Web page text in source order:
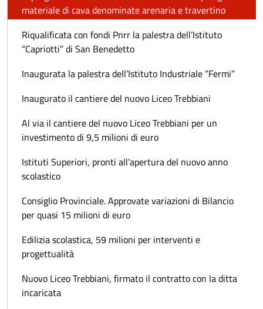
materiale di cava denominate arenaria e travertino
Riqualificata con fondi Pnrr la palestra dell’Istituto
“Capriotti” di San Benedetto
Inaugurata la palestra dell’Istituto Industriale “Fermi”
Inaugurato il cantiere del nuovo Liceo Trebbiani
Al via il cantiere del nuovo Liceo Trebbiani per un
investimento di 9,5 milioni di euro
Istituti Superiori, pronti all’apertura del nuovo anno
scolastico
Consiglio Provinciale. Approvate variazioni di Bilancio
per quasi 15 milioni di euro
Edilizia scolastica, 59 milioni per interventi e
progettualità
Nuovo Liceo Trebbiani, firmato il contratto con la ditta
incaricata